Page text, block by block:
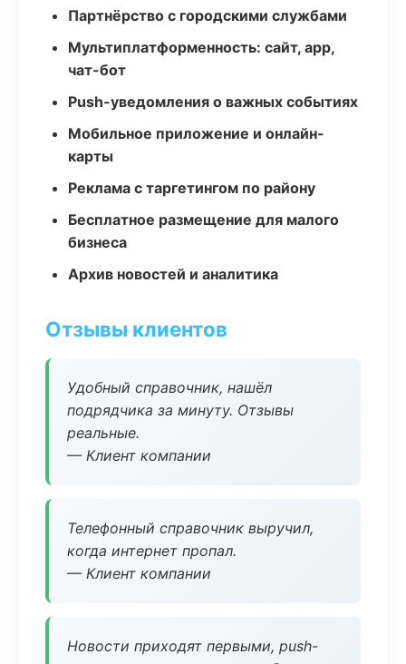
Партнёрство с городскими службами
Мультиплатформенность: сайт, app,
чат-бот
Push-уведомления о важных событиях
Мобильное приложение и онлайн-
карты
Реклама с таргетингом по району
Бесплатное размещение для малого
бизнеса
Архив новостей и аналитика
Отзывы клиентов
Удобный справочник, нашёл
подрядчика за минуту. Отзывы
реальные.
— Клиент компании
Телефонный справочник выручил,
когда интернет пропал.
— Клиент компании
Новости приходят первыми, push-